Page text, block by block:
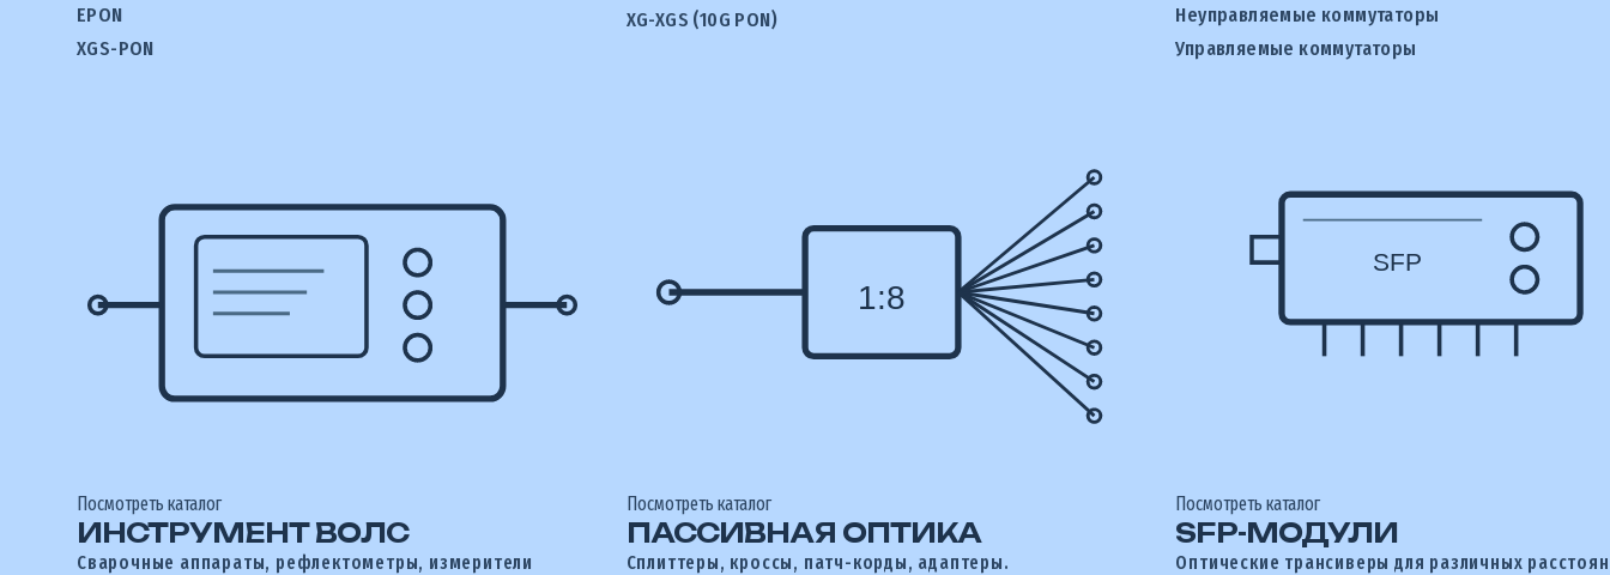
EPON
XGS-PON
XG-XGS (10G PON)
Неуправляемые коммутаторы
Управляемые коммутаторы
Посмотреть каталог
ИНСТРУМЕНТ ВОЛС
Сварочные аппараты, рефлектометры, измерители
1:8
Посмотреть каталог
ПАССИВНАЯ ОПТИКА
Сплиттеры, кроссы, патч-корды, адаптеры.
SFP
Посмотреть каталог
SFP-МОДУЛИ
Оптические трансиверы для различных